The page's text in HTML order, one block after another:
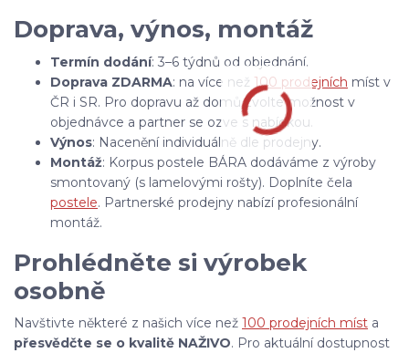
Doprava, výnos, montáž
Termín dodání: 3–6 týdnů od objednání.
Doprava ZDARMA: na více než 100 prodejních míst v
ČR i SR. Pro dopravu až domů zvolte možnost v
objednávce a partner se ozve s nabídkou.
Výnos: Nacenění individuálně dle prodejny.
Montáž: Korpus postele BÁRA dodáváme z výroby
smontovaný (s lamelovými rošty). Doplníte čela
postele. Partnerské prodejny nabízí profesionální
montáž.
Prohlédněte si výrobek
osobně
Navštivte některé z našich více než 100 prodejních míst a
přesvědčte se o kvalitě NAŽIVO. Pro aktuální dostupnost